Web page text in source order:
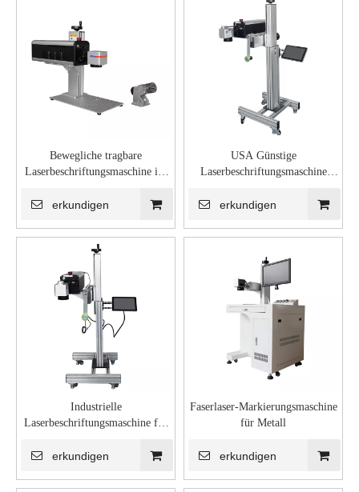
Bewegliche tragbare
Laserbeschriftungsmaschine im
erkundigen
USA Günstige
Laserbeschriftungsmaschine
Kunststoffpreis
erkundigen
Industrielle
Laserbeschriftungsmaschine für
erkundigen
Faserlaser-Markierungsmaschine
für Metall
erkundigen